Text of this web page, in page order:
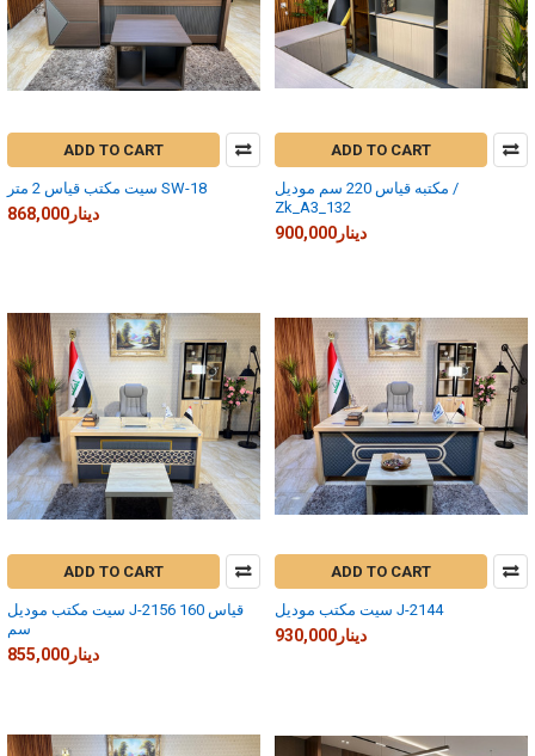
ADD TO CART
سيت مكتب قياس 2 متر SW-18
868,000دينار
ADD TO CART
مكتبه قياس 220 سم موديل /
Zk_A3_132
900,000دينار
ADD TO CART
سيت مكتب موديل J-2156 قياس 160
سم
855,000دينار
ADD TO CART
سيت مكتب موديل J-2144
930,000دينار